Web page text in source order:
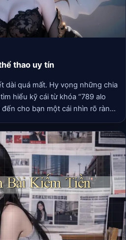
thao uy tín
dài quá mất. Hy vọng những chia
hiểu kỹ cái từ khóa “789 alo
cho bạn một cái nhìn rõ ràng
là gì, thì sự tỉnh táo và hiểu
đáng giá nhất. Chúc bạn có
sự thoải mái và an toàn nhé.